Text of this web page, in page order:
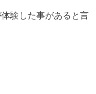
験した事があると言